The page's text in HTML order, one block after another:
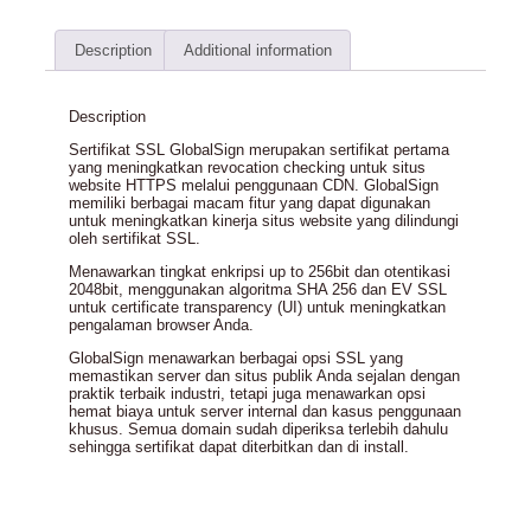
Description Additional information
Description
Sertifikat SSL GlobalSign merupakan sertifikat pertama
yang meningkatkan revocation checking untuk situs
website HTTPS melalui penggunaan CDN. GlobalSign
memiliki berbagai macam fitur yang dapat digunakan
untuk meningkatkan kinerja situs website yang dilindungi
oleh sertifikat SSL.
Menawarkan tingkat enkripsi up to 256bit dan otentikasi
2048bit, menggunakan algoritma SHA 256 dan EV SSL
untuk certificate transparency (UI) untuk meningkatkan
pengalaman browser Anda.
GlobalSign menawarkan berbagai opsi SSL yang
memastikan server dan situs publik Anda sejalan dengan
praktik terbaik industri, tetapi juga menawarkan opsi
hemat biaya untuk server internal dan kasus penggunaan
khusus. Semua domain sudah diperiksa terlebih dahulu
sehingga sertifikat dapat diterbitkan dan di install.